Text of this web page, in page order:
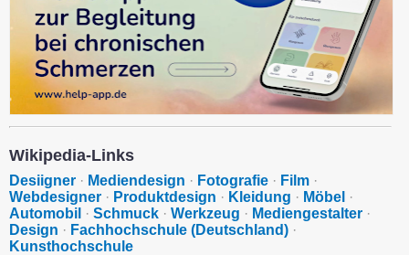
Wikipedia-Links
Desiigner · Mediendesign · Fotografie · Film ·
Webdesigner · Produktdesign · Kleidung · Möbel ·
Automobil · Schmuck · Werkzeug · Mediengestalter ·
Design · Fachhochschule (Deutschland) ·
Kunsthochschule